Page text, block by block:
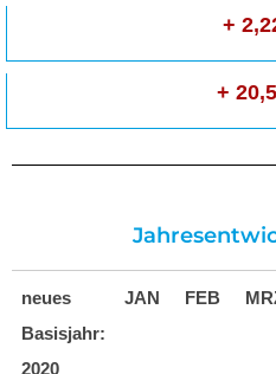
+
+
neues
Basisjahr:
2020
JAN FEB